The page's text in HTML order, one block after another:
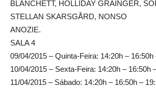
BLANCHETT, HOLLIDAY GRAINGER,
STELLAN SKARSGÅRD, NONSO
ANOZIE.
SALA 4
09/04/2015 – Quinta-Feira: 14:20h – 16:50h
10/04/2015 – Sexta-Feira: 14:20h – 16:50h
11/04/2015 – Sábado: 14:20h – 16:50h –